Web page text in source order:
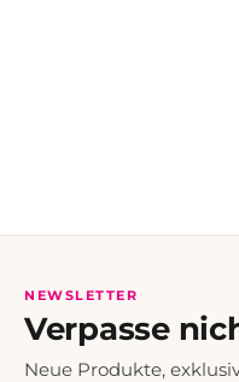
NEWSLETTER
Verpasse
Neue Produkte,